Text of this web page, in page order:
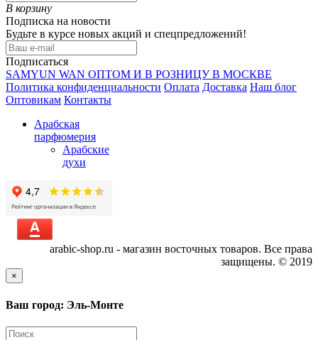
В корзину
Подписка на новости
Будьте в курсе новых акций и спецпредложений!
Подписаться
SAMYUN WAN ОПТОМ И В РОЗНИЦУ В МОСКВЕ
Политика конфиденциальности Оплата Доставка Наш блог
Оптовикам Контакты
Арабская
парфюмерия
Арабские
духи
arabic-shop.ru - магазин восточных товаров. Все права
защищены. © 2019
×
Ваш город: Эль-Монте